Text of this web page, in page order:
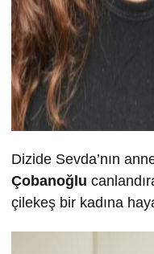
Dizide Sevda’nın
Çobanoğlu
çilekeş bir kadına